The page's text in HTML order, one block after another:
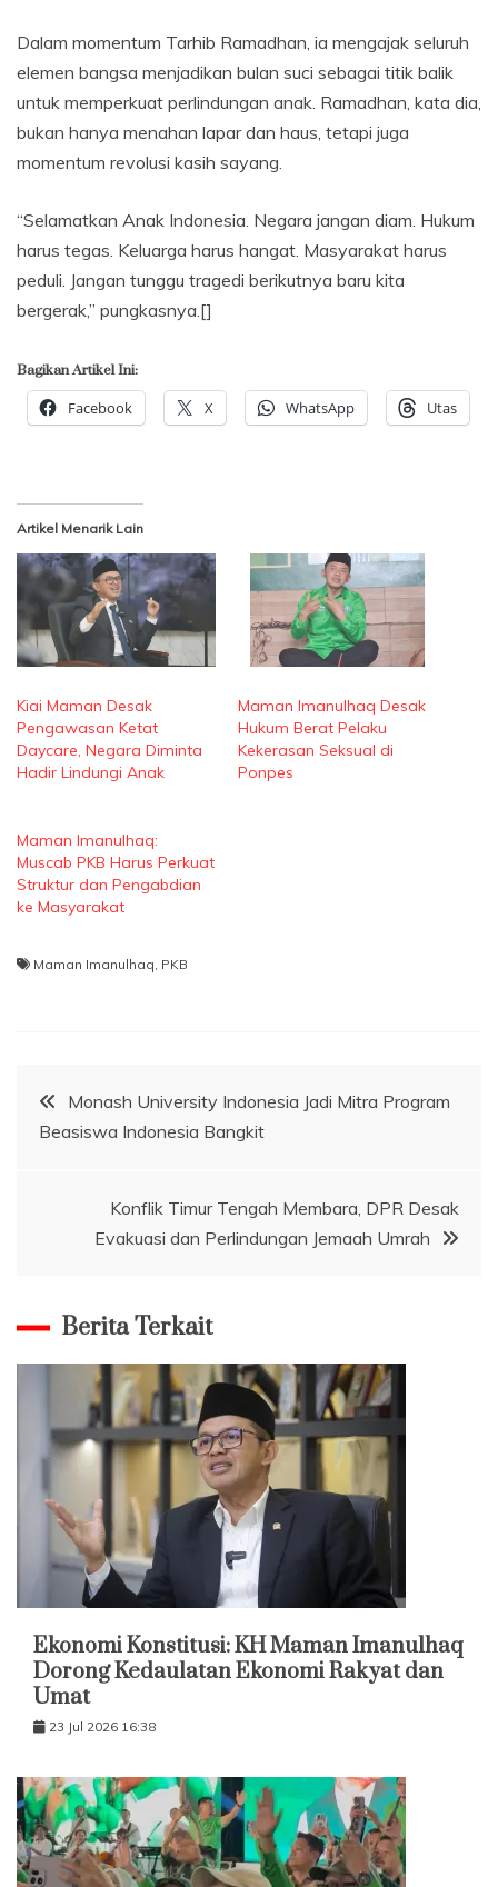
Dalam momentum Tarhib Ramadhan, ia mengajak seluruh
elemen bangsa menjadikan bulan suci sebagai titik balik
untuk memperkuat perlindungan anak. Ramadhan, kata dia,
bukan hanya menahan lapar dan haus, tetapi juga
momentum revolusi kasih sayang.
“Selamatkan Anak Indonesia. Negara jangan diam. Hukum
harus tegas. Keluarga harus hangat. Masyarakat harus
peduli. Jangan tunggu tragedi berikutnya baru kita
bergerak,” pungkasnya.[]
Bagikan Artikel Ini:
Facebook X WhatsApp Utas
Artikel Menarik Lain
Kiai Maman Desak
Pengawasan Ketat
Daycare, Negara Diminta
Hadir Lindungi Anak
Maman Imanulhaq Desak
Hukum Berat Pelaku
Kekerasan Seksual di
Ponpes
Maman Imanulhaq:
Muscab PKB Harus Perkuat
Struktur dan Pengabdian
ke Masyarakat
Maman Imanulhaq, PKB
Navigasi
pos
Monash University Indonesia Jadi Mitra Program
Beasiswa Indonesia Bangkit
Konflik Timur Tengah Membara, DPR Desak
Evakuasi dan Perlindungan Jemaah Umrah
Berita Terkait
Ekonomi Konstitusi: KH Maman Imanulhaq
Dorong Kedaulatan Ekonomi Rakyat dan
Umat
23 Jul 2026 16:38